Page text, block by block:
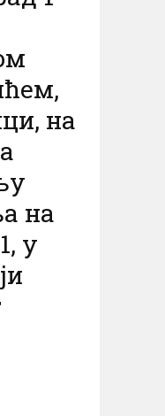
на
на
у